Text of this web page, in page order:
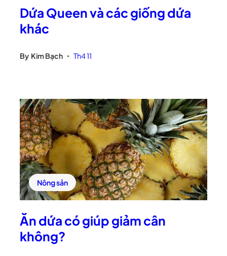
Dứa Queen và các giống dứa
khác
By Kim Bạch • Th4 11
Nông sản
Ăn dứa có giúp giảm cân
không?